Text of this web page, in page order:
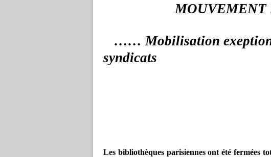
MOUVEMENT
…… Mobilisation
syndicats
Les bibliothèques parisiennes ont été fermées